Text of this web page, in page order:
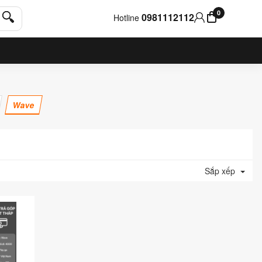
Hotline 0981112112 0
Wave
Sắp xếp